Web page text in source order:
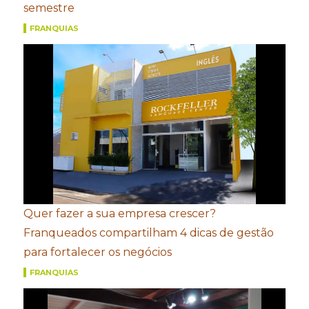
semestre
FRANQUIAS
Quer fazer a sua empresa crescer?
Franqueados compartilham 4 dicas de gestão
para fortalecer os negócios
FRANQUIAS